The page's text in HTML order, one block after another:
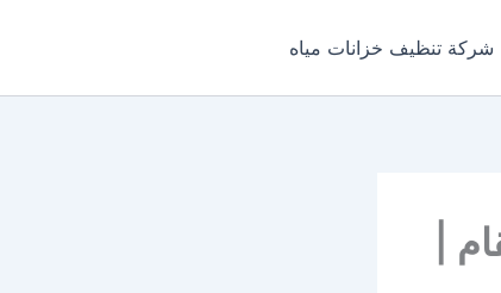
شركة تنظيف خزانات مياه
|